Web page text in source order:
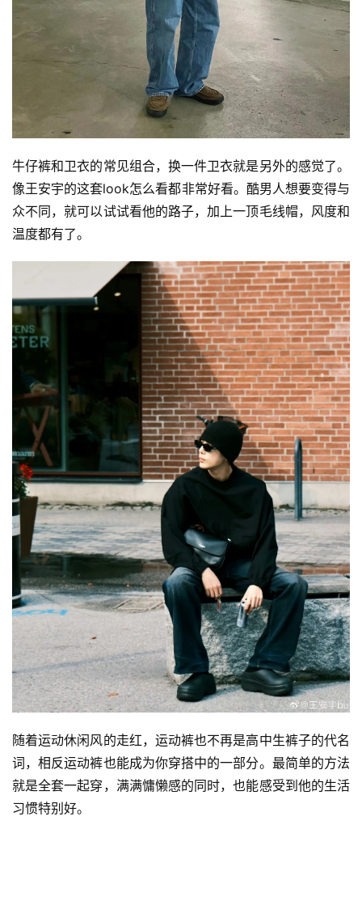
牛仔裤和卫衣的常见组合，换一件卫衣就是另外的感觉了。
像王安宇的这套look怎么看都非常好看。酷男人想要变得与
众不同，就可以试试看他的路子，加上一顶毛线帽，风度和
温度都有了。
随着运动休闲风的走红，运动裤也不再是高中生裤子的代名
词，相反运动裤也能成为你穿搭中的一部分。最简单的方法
就是全套一起穿，满满慵懒感的同时，也能感受到他的生活
习惯特别好。